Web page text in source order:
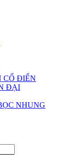
CỔ ĐIỂN
ĐẠI
NHUNG